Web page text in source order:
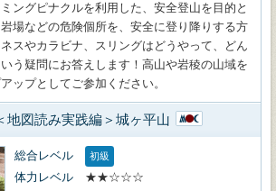
ングピナクルを利用した、安全登山を目的と
場などの危険個所を、安全に登り降りする方
スやカラビナ、スリングはどうやって、どん
う疑問にお答えします！高山や岩稜の山域を
ップとしてご参加ください。
地図読み実践編＞城ヶ平山
総合レベル 初級
体力レベル
★★☆☆☆